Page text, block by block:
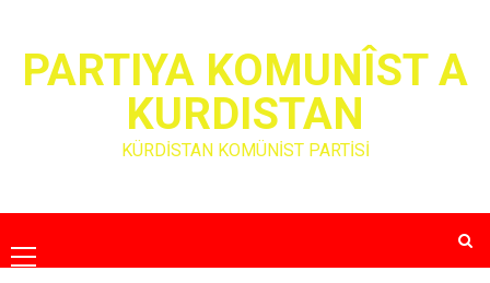
contentPARTIYA KOMUNÎST A
KURDISTAN
KÜRDİSTAN KOMÜNİST PARTİSİ
Primary
Menu